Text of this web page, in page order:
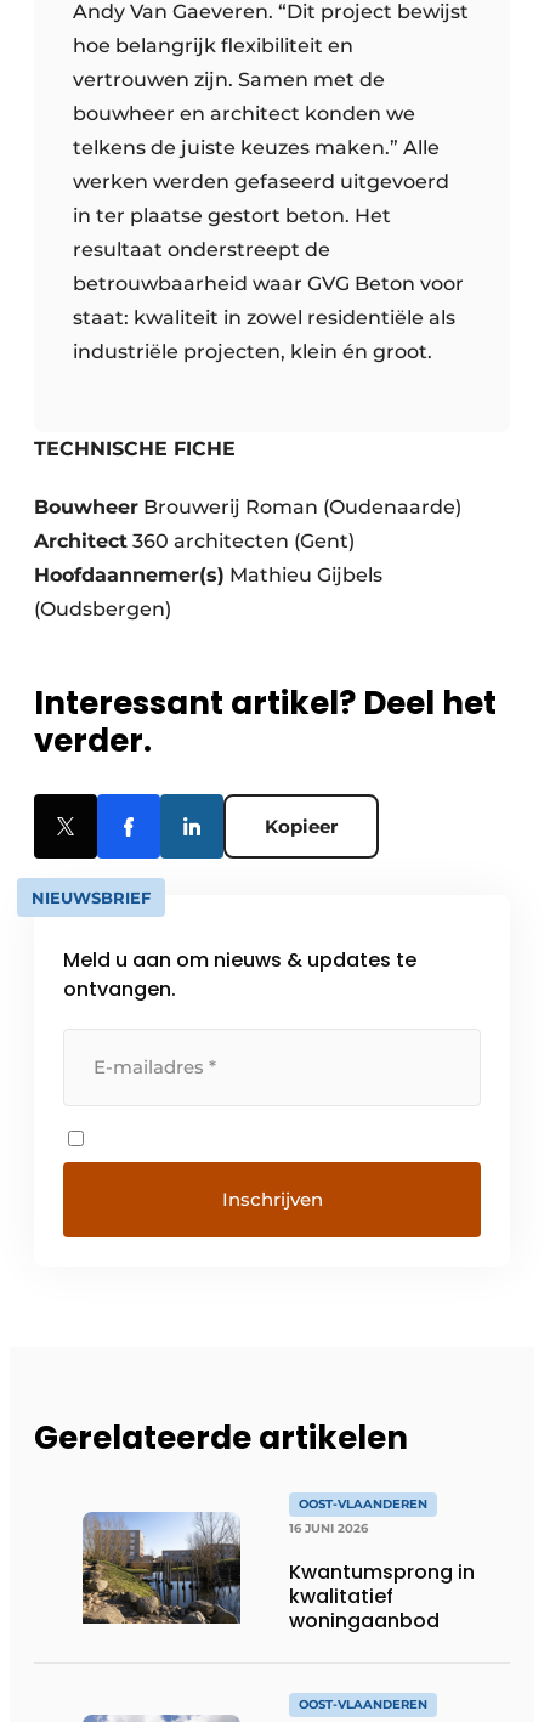
Andy Van Gaeveren. “Dit project bewijst
hoe belangrijk flexibiliteit en
vertrouwen zijn. Samen met de
bouwheer en architect konden we
telkens de juiste keuzes maken.” Alle
werken werden gefaseerd uitgevoerd
in ter plaatse gestort beton. Het
resultaat onderstreept de
betrouwbaarheid waar GVG Beton voor
staat: kwaliteit in zowel residentiële als
industriële projecten, klein én groot.
TECHNISCHE FICHE
Bouwheer Brouwerij Roman (Oudenaarde)
Architect 360 architecten (Gent)
Hoofdaannemer(s) Mathieu Gijbels
(Oudsbergen)
Interessant artikel? Deel het
verder.
Kopieer
NIEUWSBRIEF
Meld u aan om nieuws & updates te
ontvangen.
Gerelateerde artikelen
OOST-VLAANDEREN
16 JUNI 2026
Kwantumsprong in
kwalitatief
woningaanbod
OOST-VLAANDEREN